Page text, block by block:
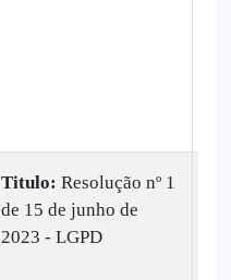
Titulo: Resolução nº 1
de 15 de junho de
2023 - LGPD